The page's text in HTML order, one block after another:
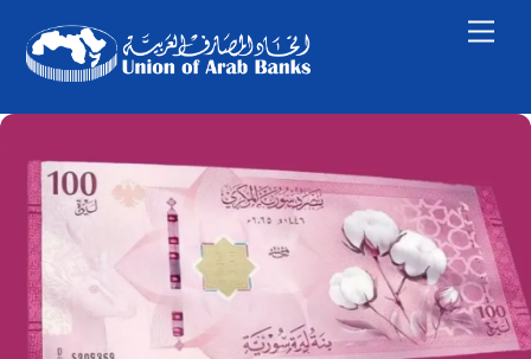
content